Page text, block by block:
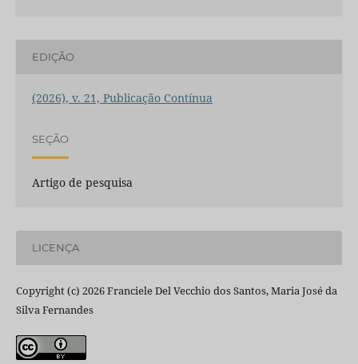
EDIÇÃO
(2026), v. 21, Publicação Contínua
SEÇÃO
Artigo de pesquisa
LICENÇA
Copyright (c) 2026 Franciele Del Vecchio dos Santos, Maria José da
Silva Fernandes